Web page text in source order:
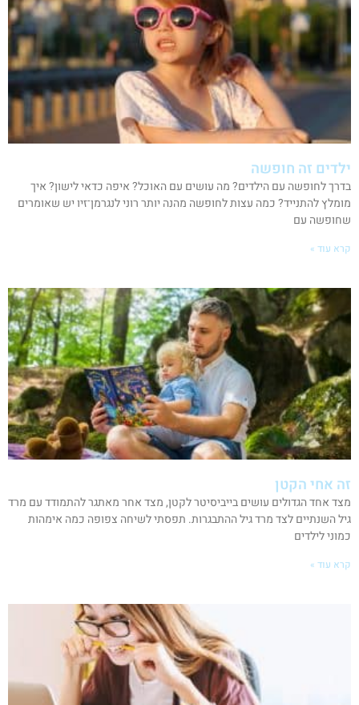
ילדים זה חופשה
בדרך לחופשה עם הילדים? מה עושים עם האוכל? איפה כדאי לישון? איך
מומלץ להתנייד? כמה עצות לחופשה מהנה יותר רוני לנגרמן־זיו יש שאומרים
שחופשה עם
קרא עוד »
זה אחי הקטן
מצד אחד הגדולים עושים בייביסיטר לקטן, מצד אחר מאתגר להתמודד עם מרד
גיל השנתיים לצד מרד גיל ההתבגרות. תפסתי לשיחה צפופה כמה אימהות
כמוני לילדים
קרא עוד »